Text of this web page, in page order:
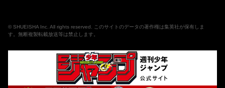
© SHUEISHA Inc . All rights reserved. このサイトのデータの著作権は集英社が保有しま
す。無断複製転載放送等は禁止します。